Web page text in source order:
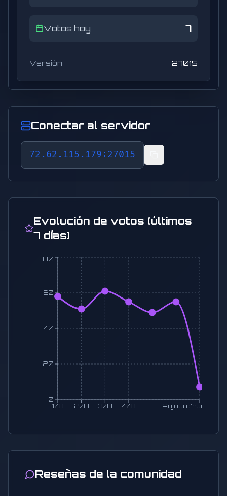
Votos hoy 7
Versión 27015
Conectar al servidor
72.62.115.179:27015
Evolución de votos (últimos
7 días)
1/8 2/8 3/8 4/8 Aujourd'hui
0
20
40
60
80
Reseñas de la comunidad